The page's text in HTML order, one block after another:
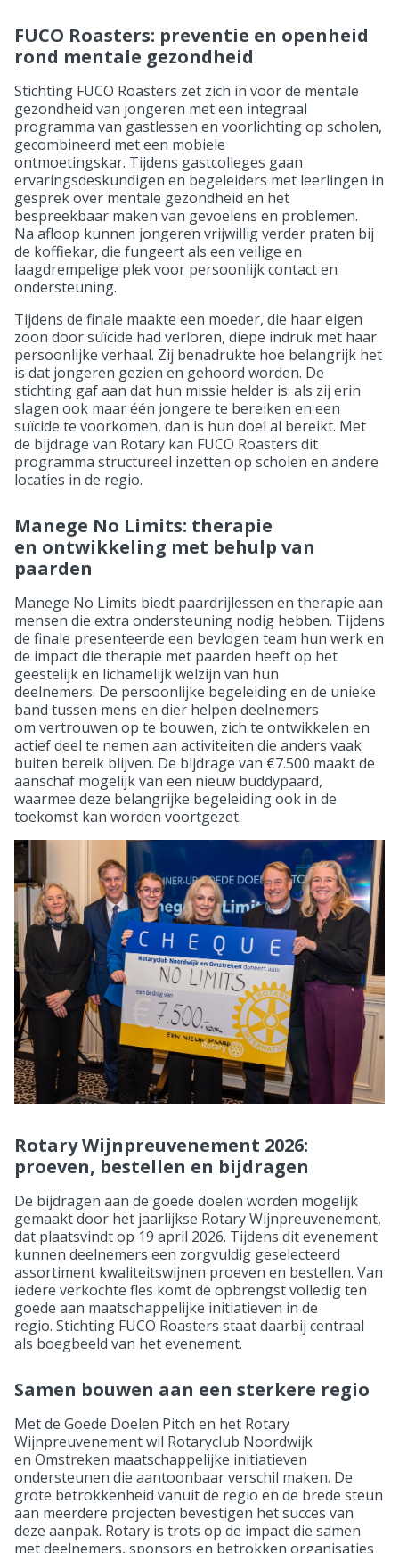
FUCO Roasters: preventie en openheid
rond mentale gezondheid
Stichting FUCO Roasters zet zich in voor de mentale
gezondheid van jongeren met een integraal
programma van gastlessen en voorlichting op scholen,
gecombineerd met een mobiele
ontmoetingskar. Tijdens gastcolleges gaan
ervaringsdeskundigen en begeleiders met leerlingen in
gesprek over mentale gezondheid en het
bespreekbaar maken van gevoelens en problemen.
Na afloop kunnen jongeren vrijwillig verder praten bij
de koffiekar, die fungeert als een veilige en
laagdrempelige plek voor persoonlijk contact en
ondersteuning.
Tijdens de finale maakte een moeder, die haar eigen
zoon door suïcide had verloren, diepe indruk met haar
persoonlijke verhaal. Zij benadrukte hoe belangrijk het
is dat jongeren gezien en gehoord worden. De
stichting gaf aan dat hun missie helder is: als zij erin
slagen ook maar één jongere te bereiken en een
suïcide te voorkomen, dan is hun doel al bereikt. Met
de bijdrage van Rotary kan FUCO Roasters dit
programma structureel inzetten op scholen en andere
locaties in de regio.
Manege No Limits: therapie
en ontwikkeling met behulp van
paarden
Manege No Limits biedt paardrijlessen en therapie aan
mensen die extra ondersteuning nodig hebben. Tijdens
de finale presenteerde een bevlogen team hun werk en
de impact die therapie met paarden heeft op het
geestelijk en lichamelijk welzijn van hun
deelnemers. De persoonlijke begeleiding en de unieke
band tussen mens en dier helpen deelnemers
om vertrouwen op te bouwen, zich te ontwikkelen en
actief deel te nemen aan activiteiten die anders vaak
buiten bereik blijven. De bijdrage van €7.500 maakt de
aanschaf mogelijk van een nieuw buddypaard,
waarmee deze belangrijke begeleiding ook in de
toekomst kan worden voortgezet.
Rotary Wijnpreuvenement 2026:
proeven, bestellen en bijdragen
De bijdragen aan de goede doelen worden mogelijk
gemaakt door het jaarlijkse Rotary Wijnpreuvenement,
dat plaatsvindt op 19 april 2026. Tijdens dit evenement
kunnen deelnemers een zorgvuldig geselecteerd
assortiment kwaliteitswijnen proeven en bestellen. Van
iedere verkochte fles komt de opbrengst volledig ten
goede aan maatschappelijke initiatieven in de
regio. Stichting FUCO Roasters staat daarbij centraal
als boegbeeld van het evenement.
Samen bouwen aan een sterkere regio
Met de Goede Doelen Pitch en het Rotary
Wijnpreuvenement wil Rotaryclub Noordwijk
en Omstreken maatschappelijke initiatieven
ondersteunen die aantoonbaar verschil maken. De
grote betrokkenheid vanuit de regio en de brede steun
aan meerdere projecten bevestigen het succes van
deze aanpak. Rotary is trots op de impact die samen
met deelnemers, sponsors en betrokken organisaties